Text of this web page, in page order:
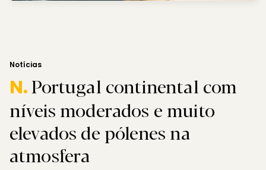
Notícias
N.Portugal continental com
níveis moderados e muito
elevados de pólenes na
atmosfera